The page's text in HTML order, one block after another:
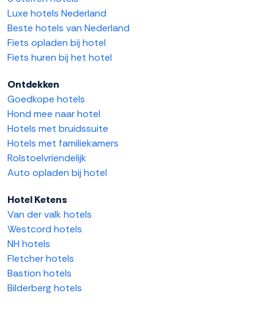
Luxe hotels Nederland
Beste hotels van Nederland
Fiets opladen bij hotel
Fiets huren bij het hotel
Ontdekken
Goedkope hotels
Hond mee naar hotel
Hotels met bruidssuite
Hotels met familiekamers
Rolstoelvriendelijk
Auto opladen bij hotel
Hotel Ketens
Van der valk hotels
Westcord hotels
NH hotels
Fletcher hotels
Bastion hotels
Bilderberg hotels